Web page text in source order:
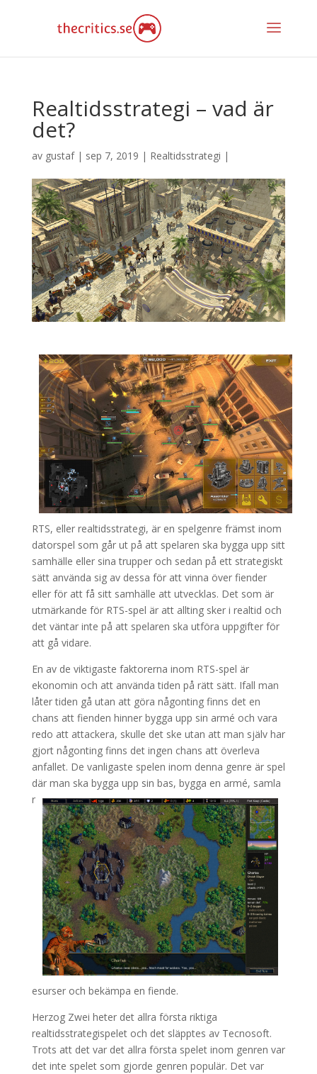
Realtidsstrategi – vad är
det?
av gustaf| sep 7, 2019 | Realtidsstrategi |
RTS, eller realtidsstrategi, är en spelgenre främst inom
datorspel som går ut på att spelaren ska bygga upp sitt
samhälle eller sina trupper och sedan på ett strategiskt
sätt använda sig av dessa för att vinna över fiender
eller för att få sitt samhälle att utvecklas. Det som är
utmärkande för RTS-spel är att allting sker i realtid och
det väntar inte på att spelaren ska utföra uppgifter för
att gå vidare.
En av de viktigaste faktorerna inom RTS-spel är
ekonomin och att använda tiden på rätt sätt. Ifall man
låter tiden gå utan att göra någonting finns det en
chans att fienden hinner bygga upp sin armé och vara
redo att attackera, skulle det ske utan att man själv har
gjort någonting finns det ingen chans att överleva
anfallet. De vanligaste spelen inom denna genre är spel
där man ska bygga upp sin bas, bygga en armé, samla
r
esurser och bekämpa en fiende.
Herzog Zwei heter det allra första riktiga
realtidsstrategispelet och det släpptes av Tecnosoft.
Trots att det var det allra första spelet inom genren var
det inte spelet som gjorde genren populär. Det var